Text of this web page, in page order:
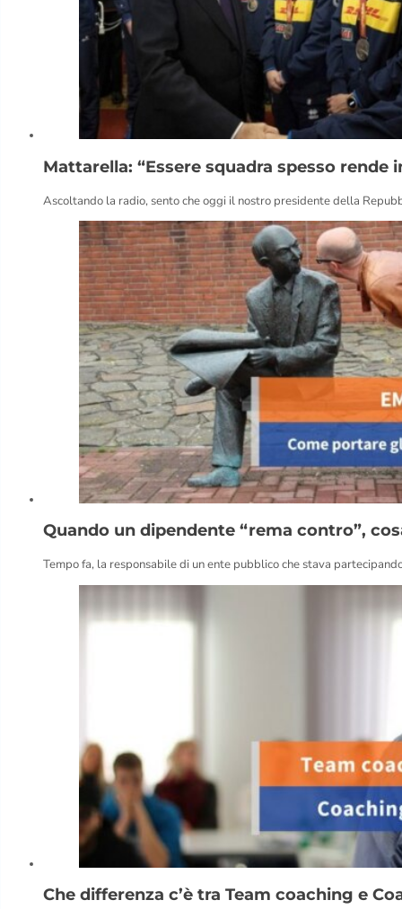
Mattarella: “Essere squadra spesso
Ascoltando la radio, sento che oggi il nostro presidente della
Quando un dipendente “rema contro”,
Tempo fa, la responsabile di un ente pubblico che stava
Che differenza c’è tra Team coaching e